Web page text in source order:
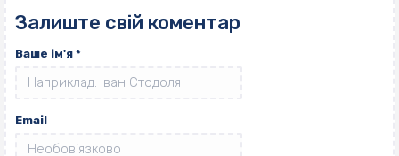
Залиште свій коментар
Ваше ім'я *
Email